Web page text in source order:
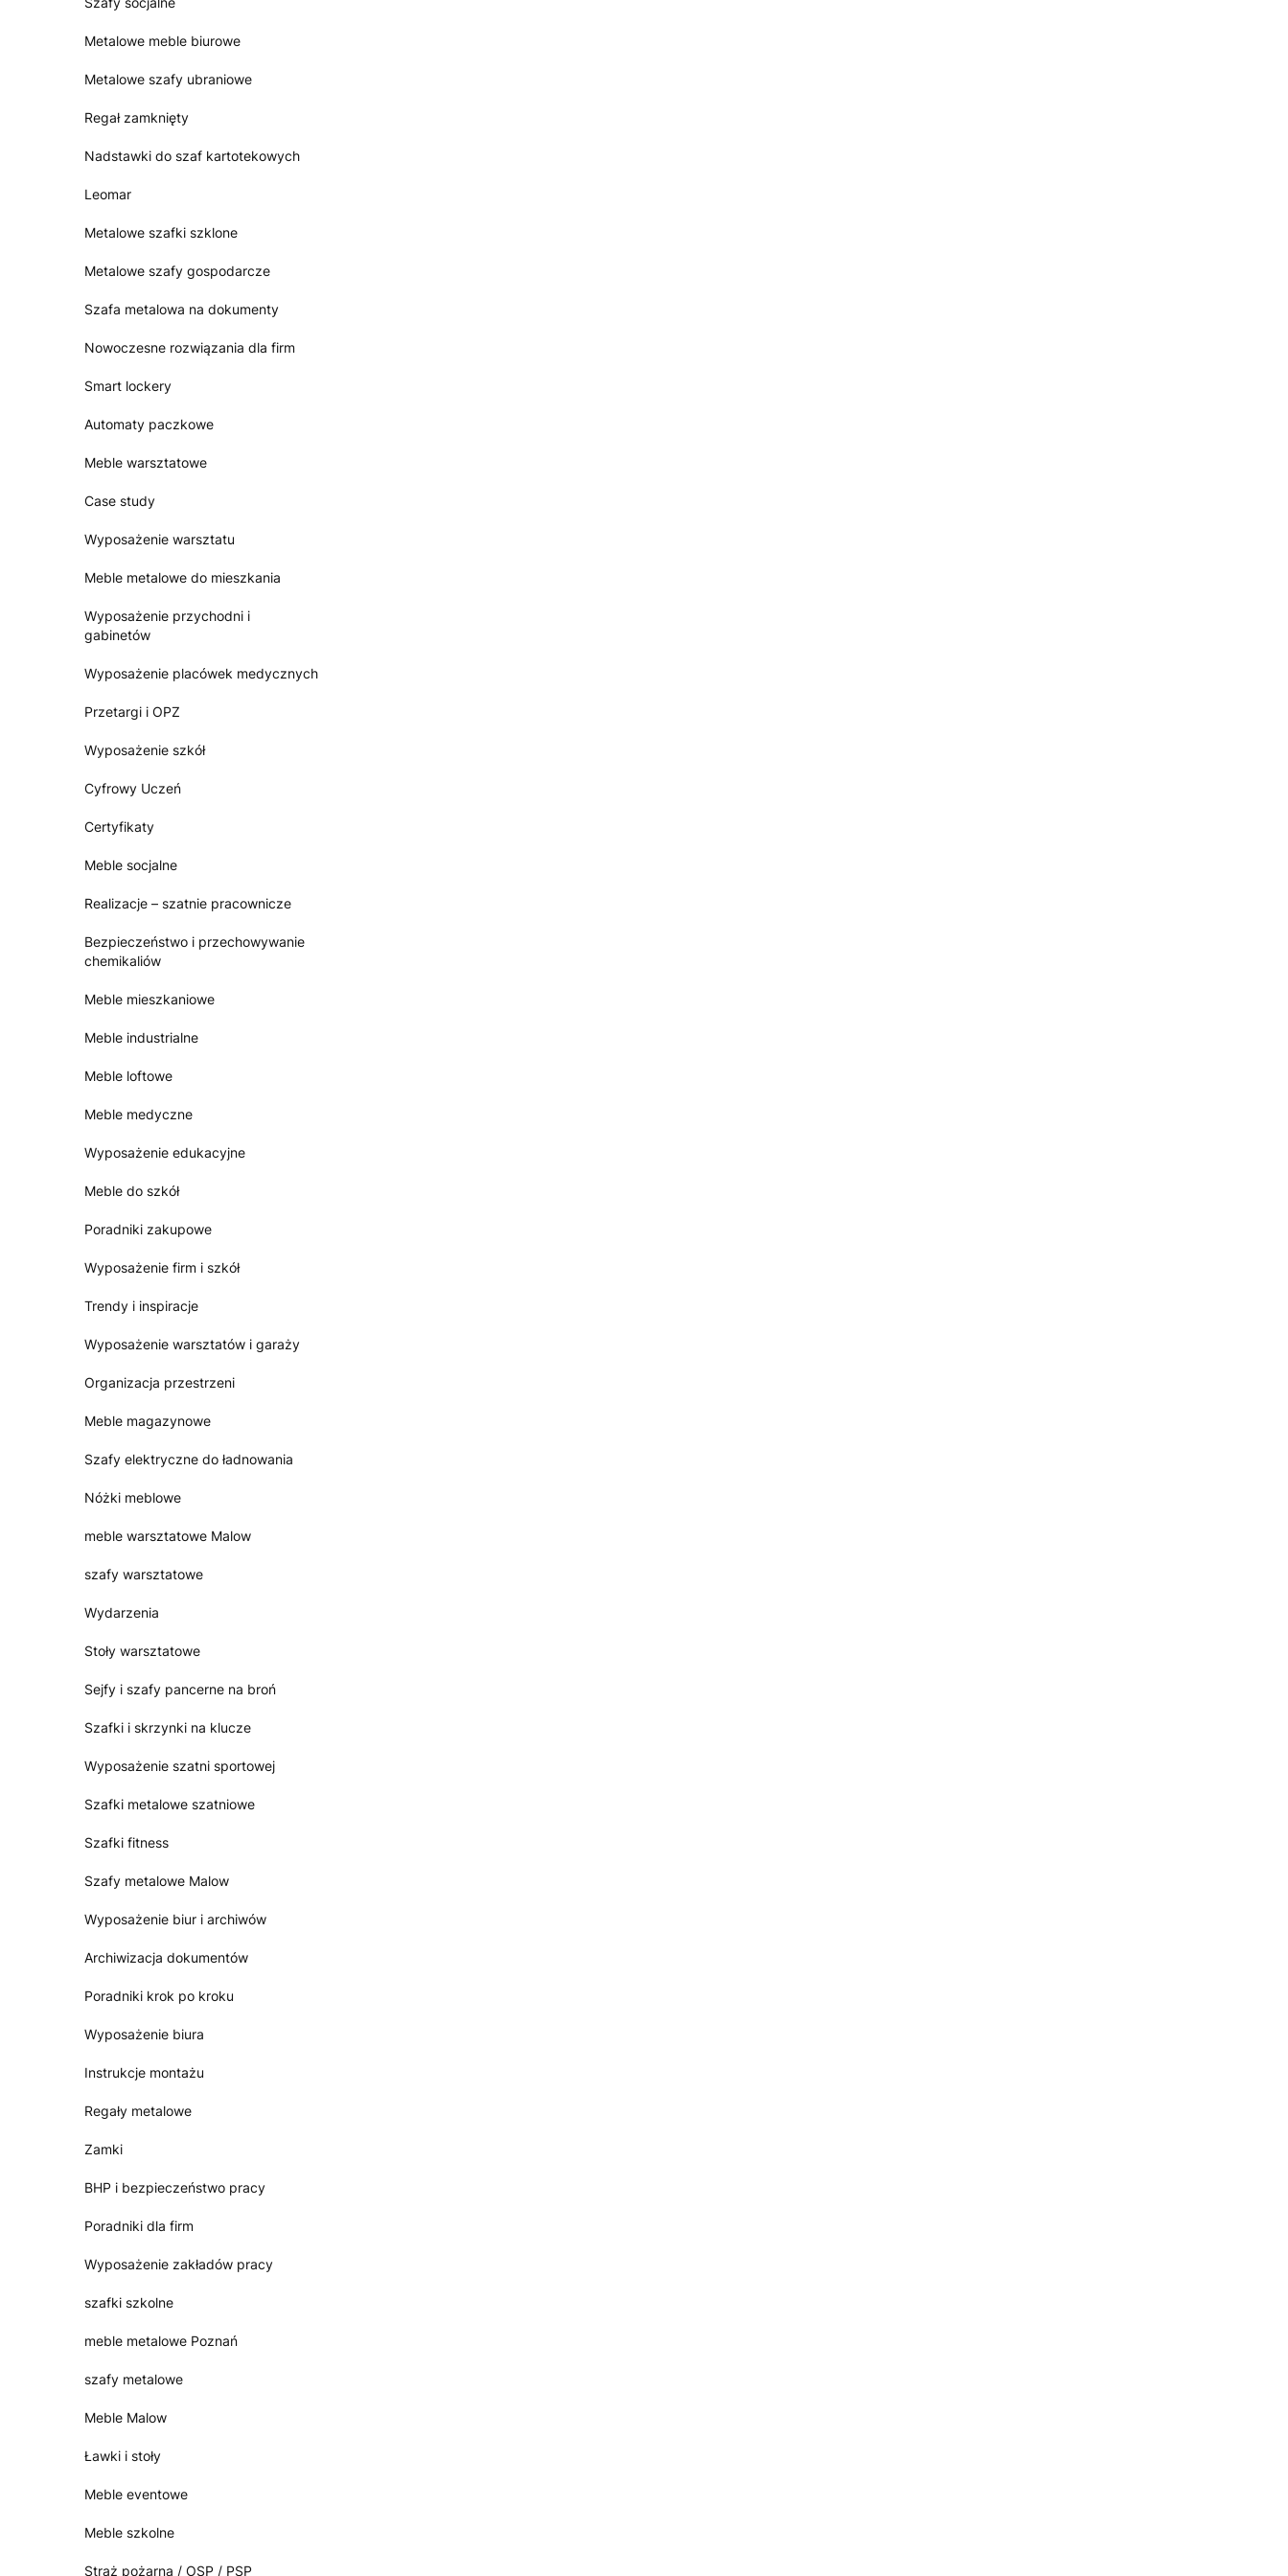
Metalowe meble biurowe
Metalowe szafy ubraniowe
Regał zamknięty
Nadstawki do szaf kartotekowych
Leomar
Metalowe szafki szklone
Metalowe szafy gospodarcze
Szafa metalowa na dokumenty
Nowoczesne rozwiązania dla firm
Smart lockery
Automaty paczkowe
Meble warsztatowe
Case study
Wyposażenie warsztatu
Meble metalowe do mieszkania
Wyposażenie przychodni i
gabinetów
Wyposażenie placówek medycznych
Przetargi i OPZ
Wyposażenie szkół
Cyfrowy Uczeń
Certyfikaty
Meble socjalne
Realizacje – szatnie pracownicze
Bezpieczeństwo i przechowywanie
chemikaliów
Meble mieszkaniowe
Meble industrialne
Meble loftowe
Meble medyczne
Wyposażenie edukacyjne
Meble do szkół
Poradniki zakupowe
Wyposażenie firm i szkół
Trendy i inspiracje
Wyposażenie warsztatów i garaży
Organizacja przestrzeni
Meble magazynowe
Szafy elektryczne do ładnowania
Nóżki meblowe
meble warsztatowe Malow
szafy warsztatowe
Wydarzenia
Stoły warsztatowe
Sejfy i szafy pancerne na broń
Szafki i skrzynki na klucze
Wyposażenie szatni sportowej
Szafki metalowe szatniowe
Szafki fitness
Szafy metalowe Malow
Wyposażenie biur i archiwów
Archiwizacja dokumentów
Poradniki krok po kroku
Wyposażenie biura
Instrukcje montażu
Regały metalowe
Zamki
BHP i bezpieczeństwo pracy
Poradniki dla firm
Wyposażenie zakładów pracy
szafki szkolne
meble metalowe Poznań
szafy metalowe
Meble Malow
Ławki i stoły
Meble eventowe
Meble szkolne
Straż pożarna / OSP / PSP